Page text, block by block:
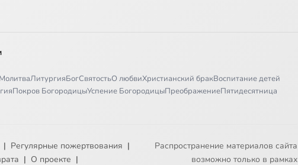
МолитваЛитургияБогСвятостьО любвиХристианский бракВоспитание детей
Покров БогородицыУспение БогородицыПреображениеПятидесятница
| Регулярные пожертвования |
| О проекте |
Распространение материалов сайта
возможно только в рамках